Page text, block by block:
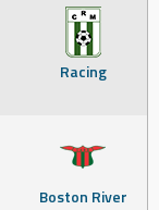
Racing
Boston River